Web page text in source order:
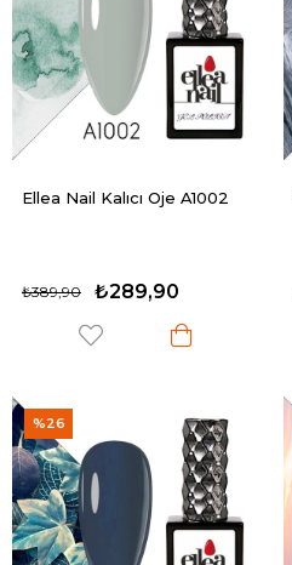
Ellea Nail Kalıcı Oje A1002
₺289,90
₺389,90
%26